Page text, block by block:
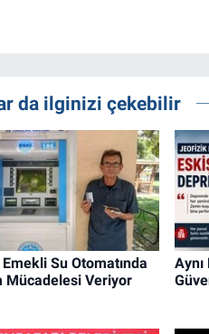
da ilginizi çekebilir
Su Otomatında
Mücadelesi Veriyor